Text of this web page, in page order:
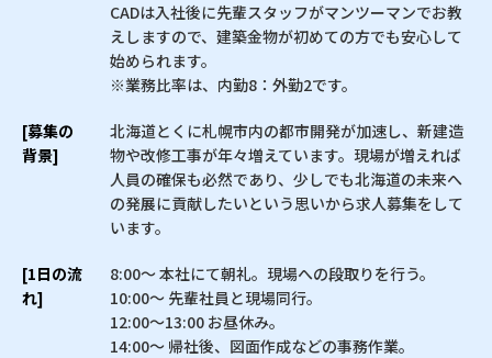
CADは入社後に先輩スタッフがマンツーマンでお教
えしますので、建築金物が初めての方でも安心して
始められます。
※業務比率は、内勤8：外勤2です。
[募集の
背景]
北海道とくに札幌市内の都市開発が加速し、新建造
物や改修工事が年々増えています。現場が増えれば
人員の確保も必然であり、少しでも北海道の未来へ
の発展に貢献したいという思いから求人募集をして
います。
[1日の流
れ]
8:00〜 本社にて朝礼。現場への段取りを行う。
10:00〜 先輩社員と現場同行。
12:00〜13:00 お昼休み。
14:00〜 帰社後、図面作成などの事務作業。